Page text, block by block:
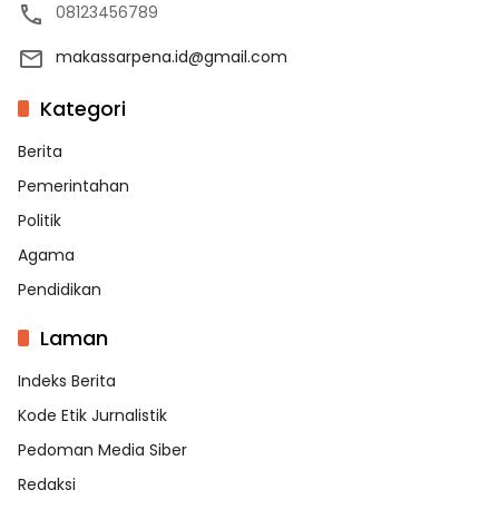
08123456789
makassarpena.id@gmail.com
Kategori
Berita
Pemerintahan
Politik
Agama
Pendidikan
Laman
Indeks Berita
Kode Etik Jurnalistik
Pedoman Media Siber
Redaksi